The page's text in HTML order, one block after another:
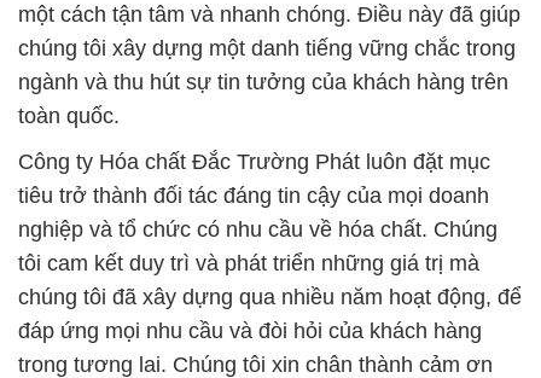
một cách tận tâm và nhanh chóng. Điều này đã giúp
chúng tôi xây dựng một danh tiếng vững chắc trong
ngành và thu hút sự tin tưởng của khách hàng trên
toàn quốc.
Công ty Hóa chất Đắc Trường Phát luôn đặt mục
tiêu trở thành đối tác đáng tin cậy của mọi doanh
nghiệp và tổ chức có nhu cầu về hóa chất. Chúng
tôi cam kết duy trì và phát triển những giá trị mà
chúng tôi đã xây dựng qua nhiều năm hoạt động, để
đáp ứng mọi nhu cầu và đòi hỏi của khách hàng
trong tương lai. Chúng tôi xin chân thành cảm ơn